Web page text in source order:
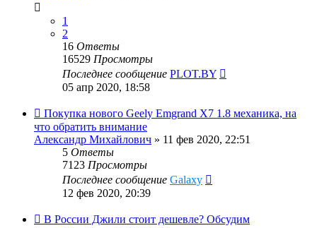
1
2
16 Ответы
16529 Просмотры
Последнее сообщение PLOT.BY
05 апр 2020, 18:58
Покупка нового Geely Emgrand X7 1.8 механика, на
что обратить внимание
Александр Михайлович » 11 фев 2020, 22:51
5 Ответы
7123 Просмотры
Последнее сообщение Galaxy
12 фев 2020, 20:39
В России Джили стоит дешевле? Обсудим